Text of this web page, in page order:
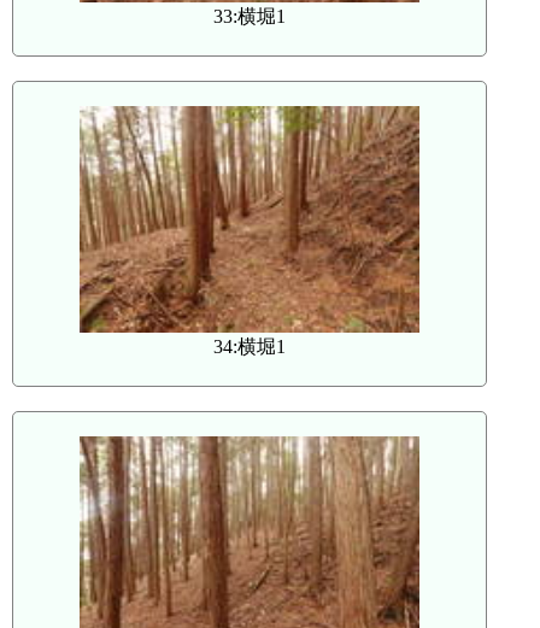
33:横堀1
34:横堀1